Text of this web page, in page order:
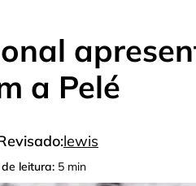
a Pelé
lewis
leitura: 5 min